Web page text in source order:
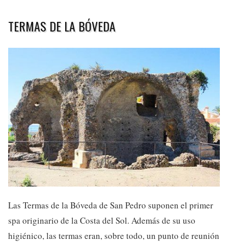
TERMAS DE LA BÓVEDA
Las Termas de la Bóveda de San Pedro suponen el primer
spa originario de la Costa del Sol. Además de su uso
higiénico, las termas eran, sobre todo, un punto de reunión